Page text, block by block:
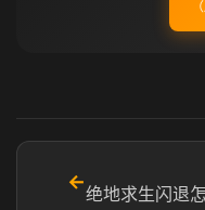
←
绝地求生闪退